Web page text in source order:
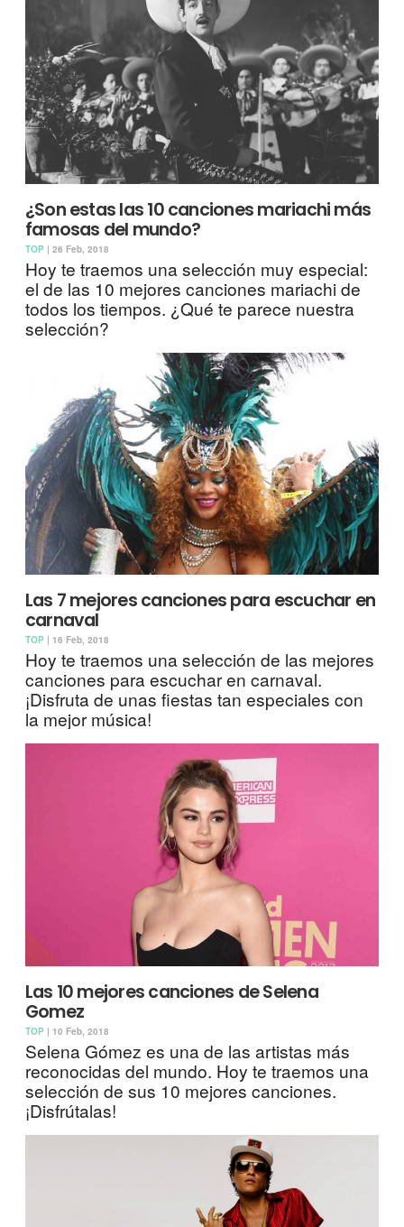
¿Son estas las 10 canciones mariachi más
famosas del mundo?
TOP | 26 Feb, 2018
Hoy te traemos una selección muy especial:
el de las 10 mejores canciones mariachi de
todos los tiempos. ¿Qué te parece nuestra
selección?
Las 7 mejores canciones para escuchar en
carnaval
TOP | 16 Feb, 2018
Hoy te traemos una selección de las mejores
canciones para escuchar en carnaval.
¡Disfruta de unas fiestas tan especiales con
la mejor música!
Las 10 mejores canciones de Selena
Gomez
TOP | 10 Feb, 2018
Selena Gómez es una de las artistas más
reconocidas del mundo. Hoy te traemos una
selección de sus 10 mejores canciones.
¡Disfrútalas!